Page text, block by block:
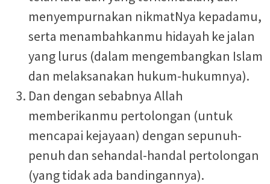
menyempurnakan nikmatNya kepadamu,
serta menambahkanmu hidayah ke jalan
yang lurus (dalam mengembangkan Islam
dan melaksanakan hukum-hukumnya).
Dan dengan sebabnya Allah
memberikanmu pertolongan (untuk
mencapai kejayaan) dengan sepunuh-
penuh dan sehandal-handal pertolongan
(yang tidak ada bandingannya).